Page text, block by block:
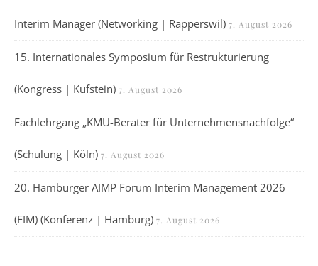
Interim Manager (Networking | Rapperswil) 7. August 2026
15. Internationales Symposium für Restrukturierung
(Kongress | Kufstein) 7. August 2026
Fachlehrgang „KMU-Berater für Unternehmensnachfolge“
(Schulung | Köln) 7. August 2026
20. Hamburger AIMP Forum Interim Management 2026
(FIM) (Konferenz | Hamburg) 7. August 2026